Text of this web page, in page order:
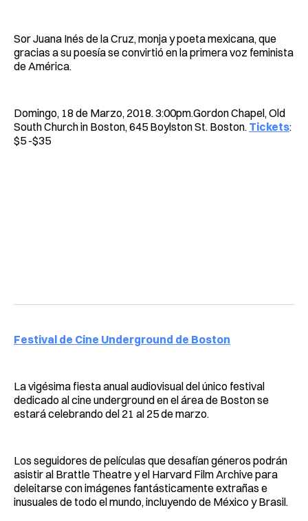
Sor Juana Inés de la Cruz, monja y poeta mexicana, que
gracias a su poesía se convirtió en la primera voz feminista
de América.
Domingo, 18 de Marzo, 2018. 3:00pm.Gordon Chapel, Old
South Church in Boston, 645 Boylston St. Boston. Tickets:
$5 -$35
Festival de Cine Underground de Boston
La vigésima fiesta anual audiovisual del único festival
dedicado al cine underground en el área de Boston se
estará celebrando del 21 al 25 de marzo.
Los seguidores de películas que desafían géneros podrán
asistir al Brattle Theatre y el Harvard Film Archive para
deleitarse con imágenes fantásticamente extrañas e
inusuales de todo el mundo, incluyendo de México y Brasil.